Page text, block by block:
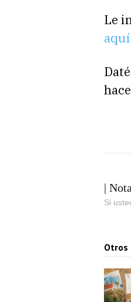
Le
aquí
|
Si
Otros